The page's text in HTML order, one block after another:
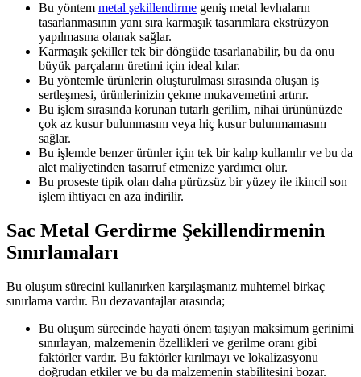
Bu yöntem metal şekillendirme geniş metal levhaların
tasarlanmasının yanı sıra karmaşık tasarımlara ekstrüzyon
yapılmasına olanak sağlar.
Karmaşık şekiller tek bir döngüde tasarlanabilir, bu da onu
büyük parçaların üretimi için ideal kılar.
Bu yöntemle ürünlerin oluşturulması sırasında oluşan iş
sertleşmesi, ürünlerinizin çekme mukavemetini artırır.
Bu işlem sırasında korunan tutarlı gerilim, nihai ürününüzde
çok az kusur bulunmasını veya hiç kusur bulunmamasını
sağlar.
Bu işlemde benzer ürünler için tek bir kalıp kullanılır ve bu da
alet maliyetinden tasarruf etmenize yardımcı olur.
Bu proseste tipik olan daha pürüzsüz bir yüzey ile ikincil son
işlem ihtiyacı en aza indirilir.
Sac Metal Gerdirme Şekillendirmenin
Sınırlamaları
Bu oluşum sürecini kullanırken karşılaşmanız muhtemel birkaç
sınırlama vardır. Bu dezavantajlar arasında;
Bu oluşum sürecinde hayati önem taşıyan maksimum gerinimi
sınırlayan, malzemenin özellikleri ve gerilme oranı gibi
faktörler vardır. Bu faktörler kırılmayı ve lokalizasyonu
doğrudan etkiler ve bu da malzemenin stabilitesini bozar.